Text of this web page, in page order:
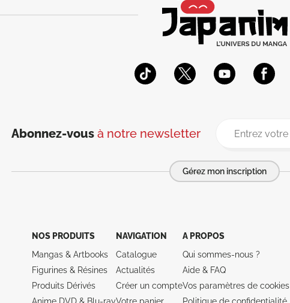
Abonnez-vous à notre newsletter
Gérez mon inscription
NOS PRODUITS
Mangas & Artbooks
Figurines & Résines
Produits Dérivés
NAVIGATION
Catalogue
Actualités
Créer un compte
A PROPOS
Qui sommes-nous ?
Aide & FAQ
Vos paramètres de cookies